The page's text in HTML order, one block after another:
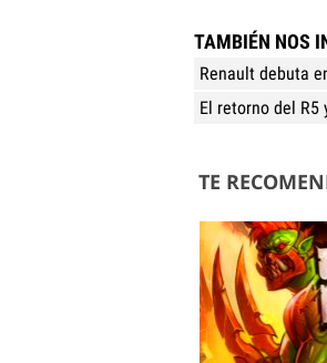
TAMBIÉN NOS
Renault debuta
El retorno del
TE